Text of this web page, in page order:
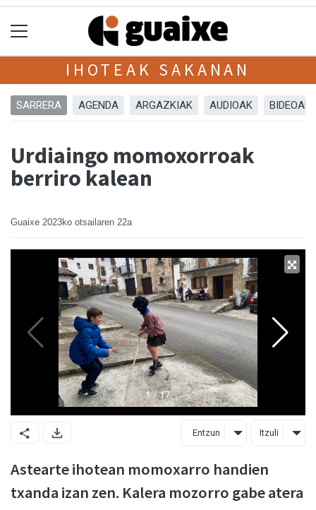
IHOTEAK SAKANAN
SARRERA AGENDA ARGAZKIAK AUDIOAK BIDEOAK
Urdiaingo momoxorroak
berriro kalean
Guaixe 2023ko otsailaren 22a
Entzun Itzuli
Astearte ihotean momoxarro handien
txanda izan zen. Kalera mozorro gabe atera